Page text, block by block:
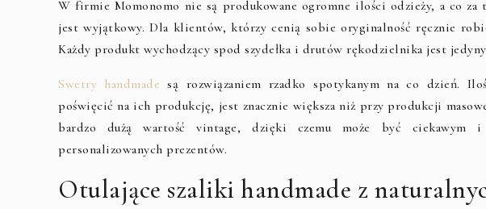
W firmie Momonomo nie są produkowane ogromne ilości odzieży, a co
jest wyjątkowy. Dla klientów, którzy cenią sobie oryginalność ręcznie
Każdy produkt wychodzący spod szydełka i drutów rękodzielnika jest
Swetry handmade są rozwiązaniem rzadko spotykanym na co dzień.
poświęcić na ich produkcję, jest znacznie większa niż przy produkcji
bardzo dużą wartość vintage, dzięki czemu może być ciekawym i
personalizowanych prezentów.
Otulające szaliki handmade z